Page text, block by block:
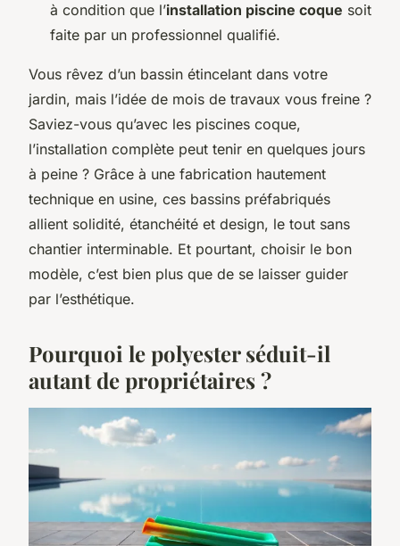
à condition que l’installation piscine coque soit
faite par un professionnel qualifié.
Vous rêvez d’un bassin étincelant dans votre
jardin, mais l’idée de mois de travaux vous freine ?
Saviez-vous qu’avec les piscines coque,
l’installation complète peut tenir en quelques jours
à peine ? Grâce à une fabrication hautement
technique en usine, ces bassins préfabriqués
allient solidité, étanchéité et design, le tout sans
chantier interminable. Et pourtant, choisir le bon
modèle, c’est bien plus que de se laisser guider
par l’esthétique.
Pourquoi le polyester séduit-il
autant de propriétaires ?